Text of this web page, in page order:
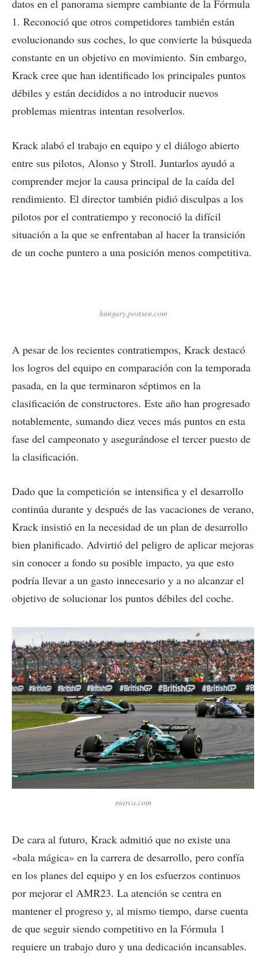
datos en el panorama siempre cambiante de la Fórmula
1. Reconoció que otros competidores también están
evolucionando sus coches, lo que convierte la búsqueda
constante en un objetivo en movimiento. Sin embargo,
Krack cree que han identificado los principales puntos
débiles y están decididos a no introducir nuevos
problemas mientras intentan resolverlos.
Krack alabó el trabajo en equipo y el diálogo abierto
entre sus pilotos, Alonso y Stroll. Juntarlos ayudó a
comprender mejor la causa principal de la caída del
rendimiento. El director también pidió disculpas a los
pilotos por el contratiempo y reconoció la difícil
situación a la que se enfrentaban al hacer la transición
de un coche puntero a una posición menos competitiva.
hungary.postsen.com
A pesar de los recientes contratiempos, Krack destacó
los logros del equipo en comparación con la temporada
pasada, en la que terminaron séptimos en la
clasificación de constructores. Este año han progresado
notablemente, sumando diez veces más puntos en esta
fase del campeonato y asegurándose el tercer puesto de
la clasificación.
Dado que la competición se intensifica y el desarrollo
continúa durante y después de las vacaciones de verano,
Krack insistió en la necesidad de un plan de desarrollo
bien planificado. Advirtió del peligro de aplicar mejoras
sin conocer a fondo su posible impacto, ya que esto
podría llevar a un gasto innecesario y a no alcanzar el
objetivo de solucionar los puntos débiles del coche.
marca.com
De cara al futuro, Krack admitió que no existe una
«bala mágica» en la carrera de desarrollo, pero confía
en los planes del equipo y en los esfuerzos continuos
por mejorar el AMR23. La atención se centra en
mantener el progreso y, al mismo tiempo, darse cuenta
de que seguir siendo competitivo en la Fórmula 1
requiere un trabajo duro y una dedicación incansables.